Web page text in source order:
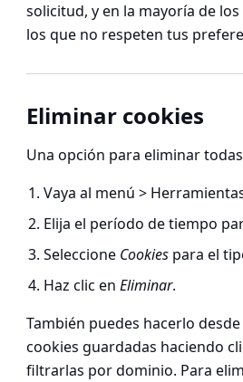
solicitud, y en la mayoría de
los que no respeten tus
Eliminar cookies
Una opción para eliminar
Vaya al menú >
Elija el período de tiempo
Seleccione Cookies para el
Haz clic enEliminar.
También puedes hacerlo desde
cookies guardadas haciendo
filtrarlas por dominio. Para